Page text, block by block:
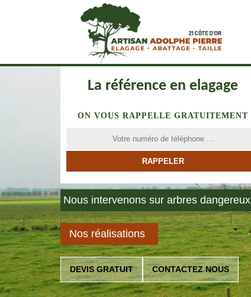
La référence en elagage
ON VOUS RAPPELLE GRATUITEMENT
Nous intervenons sur arbres
Nos réalisations
DEVIS GRATUIT CONTACTEZ NOUS